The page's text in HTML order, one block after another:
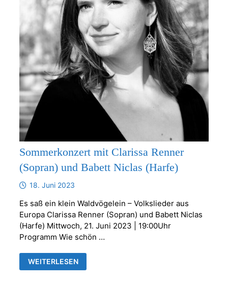
Sommerkonzert mit Clarissa Renner
(Sopran) und Babett Niclas (Harfe)
18. Juni 2023
Es saß ein klein Waldvögelein – Volkslieder aus
Europa Clarissa Renner (Sopran) und Babett Niclas
(Harfe) Mittwoch, 21. Juni 2023 | 19:00Uhr
Programm Wie schön …
SOMMERKONZERT
MIT
WEITERLESEN